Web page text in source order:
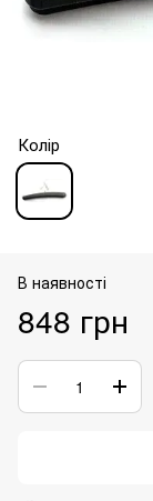
Колір
В наявності
848 грн